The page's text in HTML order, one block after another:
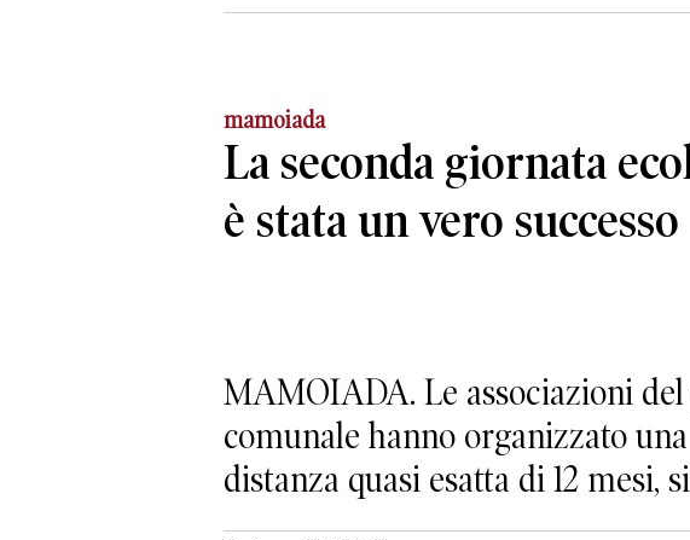
mamoiada
La seconda giornata
è stata un vero successo
MAMOIADA. Le associazioni
comunale hanno organizzato
distanza quasi esatta di 12 mesi,